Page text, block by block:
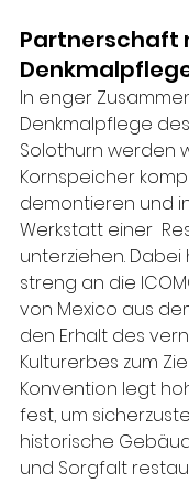
Partnerschaft
In enger
Denkmalpflege
Solothurn werden
Kornspeicher
demontieren und
Werkstatt einer
unterziehen. Dabei
streng an die
von Mexico aus
den Erhalt des
Kulturerbes zum
Konvention legt
fest, um
historische
und Sorgfalt